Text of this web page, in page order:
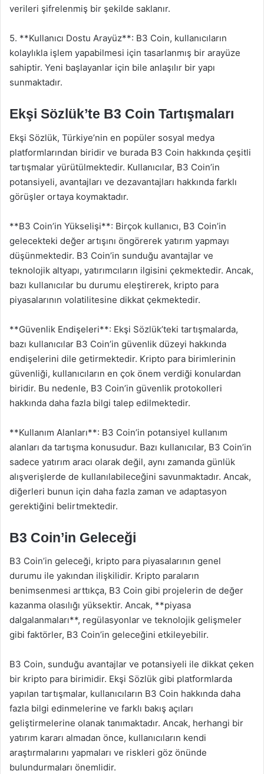
verileri şifrelenmiş bir şekilde saklanır.
5. **Kullanıcı Dostu Arayüz**: B3 Coin, kullanıcıların
kolaylıkla işlem yapabilmesi için tasarlanmış bir arayüze
sahiptir. Yeni başlayanlar için bile anlaşılır bir yapı
sunmaktadır.
Ekşi Sözlük’te B3 Coin Tartışmaları
Ekşi Sözlük, Türkiye’nin en popüler sosyal medya
platformlarından biridir ve burada B3 Coin hakkında çeşitli
tartışmalar yürütülmektedir. Kullanıcılar, B3 Coin’in
potansiyeli, avantajları ve dezavantajları hakkında farklı
görüşler ortaya koymaktadır.
**B3 Coin’in Yükselişi**: Birçok kullanıcı, B3 Coin’in
gelecekteki değer artışını öngörerek yatırım yapmayı
düşünmektedir. B3 Coin’in sunduğu avantajlar ve
teknolojik altyapı, yatırımcıların ilgisini çekmektedir. Ancak,
bazı kullanıcılar bu durumu eleştirerek, kripto para
piyasalarının volatilitesine dikkat çekmektedir.
**Güvenlik Endişeleri**: Ekşi Sözlük’teki tartışmalarda,
bazı kullanıcılar B3 Coin’in güvenlik düzeyi hakkında
endişelerini dile getirmektedir. Kripto para birimlerinin
güvenliği, kullanıcıların en çok önem verdiği konulardan
biridir. Bu nedenle, B3 Coin’in güvenlik protokolleri
hakkında daha fazla bilgi talep edilmektedir.
**Kullanım Alanları**: B3 Coin’in potansiyel kullanım
alanları da tartışma konusudur. Bazı kullanıcılar, B3 Coin’in
sadece yatırım aracı olarak değil, aynı zamanda günlük
alışverişlerde de kullanılabileceğini savunmaktadır. Ancak,
diğerleri bunun için daha fazla zaman ve adaptasyon
gerektiğini belirtmektedir.
B3 Coin’in Geleceği
B3 Coin’in geleceği, kripto para piyasalarının genel
durumu ile yakından ilişkilidir. Kripto paraların
benimsenmesi arttıkça, B3 Coin gibi projelerin de değer
kazanma olasılığı yüksektir. Ancak, **piyasa
dalgalanmaları**, regülasyonlar ve teknolojik gelişmeler
gibi faktörler, B3 Coin’in geleceğini etkileyebilir.
B3 Coin, sunduğu avantajlar ve potansiyeli ile dikkat çeken
bir kripto para birimidir. Ekşi Sözlük gibi platformlarda
yapılan tartışmalar, kullanıcıların B3 Coin hakkında daha
fazla bilgi edinmelerine ve farklı bakış açıları
geliştirmelerine olanak tanımaktadır. Ancak, herhangi bir
yatırım kararı almadan önce, kullanıcıların kendi
araştırmalarını yapmaları ve riskleri göz önünde
bulundurmaları önemlidir.